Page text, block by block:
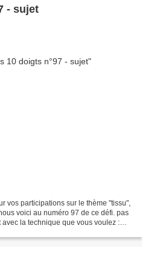
- sujet
vos participations sur le thème "tissu",
voici au numéro 97 de ce défi. pas
la technique que vous voulez :